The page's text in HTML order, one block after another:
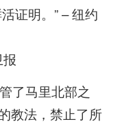
证明。” – 纽约
了马里北部之
教法，禁止了所